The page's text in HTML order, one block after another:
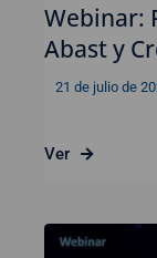
Webinar:
Abast y
21 de julio de
Ver